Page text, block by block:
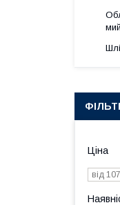
Ціна